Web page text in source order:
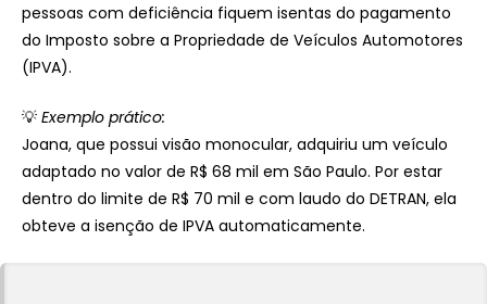
pessoas com deficiência fiquem isentas do pagamento
do Imposto sobre a Propriedade de Veículos Automotores
(IPVA).
💡 Exemplo prático:
Joana, que possui visão monocular, adquiriu um veículo
adaptado no valor de R$ 68 mil em São Paulo. Por estar
dentro do limite de R$ 70 mil e com laudo do DETRAN, ela
obteve a isenção de IPVA automaticamente.